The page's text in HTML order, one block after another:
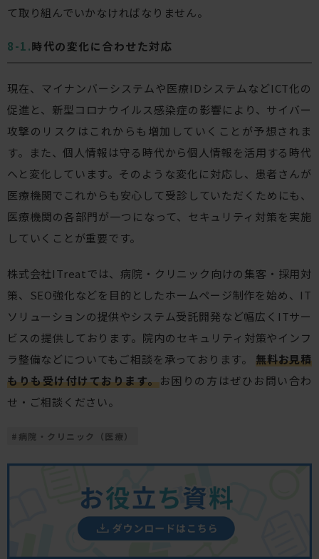
て取り組んでいかなければなりません。
時代の変化に合わせた対応
現在、マイナンバーシステムや医療IDシステムなどICT化の
促進と、新型コロナウイルス感染症の影響により、サイバー
攻撃のリスクはこれからも増加していくことが予想されま
す。また、個人情報は守る時代から個人情報を活用する時代
へと変化しています。そのような変化に対応し、患者さんが
医療機関でこれからも安心して受診していただくためにも、
医療機関の各部門が一つになって、セキュリティ対策を実施
していくことが重要です。
株式会社ITreatでは、病院・クリニック向けの集客・採用対
策、SEO強化などを目的としたホームページ制作を始め、IT
ソリューションの提供やシステム受託開発など幅広くITサー
ビスの提供しております。院内のセキュリティ対策やインフ
ラ整備などについてもご相談を承っております。 無料お見積
もりも受け付けております。お困りの方はぜひお問い合わ
せ・ご相談ください。
# 病院・クリニック（医療）